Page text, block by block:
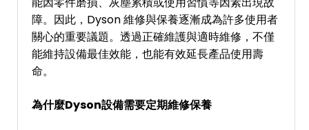
障。因此，Dyson 維修與保養逐漸成為許多使用者
關心的重要議題。透過正確維護與適時維修，不僅
能維持設備最佳效能，也能有效延長產品使用壽
命。
為什麼Dyson設備需要定期維修保養